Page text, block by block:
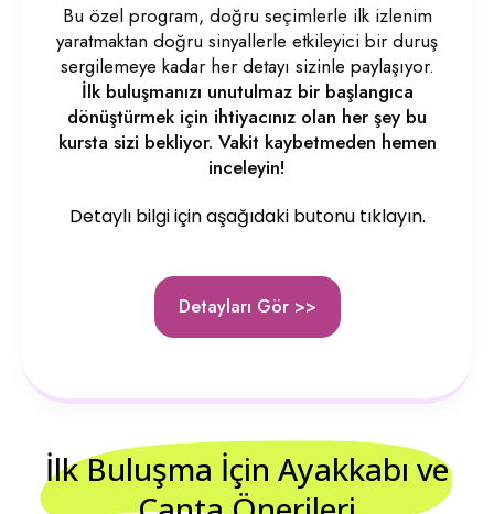
Bu özel program, doğru seçimlerle ilk izlenim
yaratmaktan doğru sinyallerle etkileyici bir duruş
sergilemeye kadar her detayı sizinle paylaşıyor.
İlk buluşmanızı unutulmaz bir başlangıca
dönüştürmek için ihtiyacınız olan her şey bu
kursta sizi bekliyor. Vakit kaybetmeden hemen
inceleyin!
Detaylı bilgi için aşağıdaki butonu tıklayın.
Detayları Gör >>
İlk Buluşma İçin Ayakkabı ve